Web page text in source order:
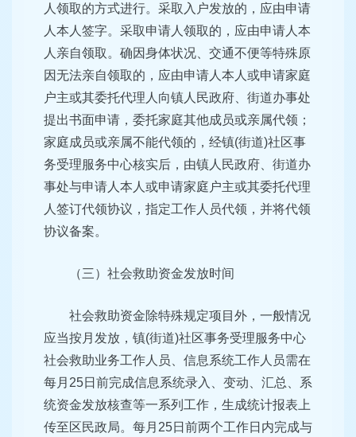
人领取的方式进行。采取入户发放的，应由申请
人本人签字。采取申请人领取的，应由申请人本
人亲自领取。确因身体状况、交通不便等特殊原
因无法亲自领取的，应由申请人本人或申请家庭
户主或其委托代理人向镇人民政府、街道办事处
提出书面申请，委托家庭其他成员或亲属代领；
家庭成员或亲属不能代领的，经镇(街道)社区事
务受理服务中心核实后，由镇人民政府、街道办
事处与申请人本人或申请家庭户主或其委托代理
人签订代领协议，指定工作人员代领，并将代领
协议备案。
（三）社会救助资金发放时间
社会救助资金除特殊规定项目外，一般情况
应当按月发放，镇(街道)社区事务受理服务中心
社会救助业务工作人员、信息系统工作人员需在
每月25日前完成信息系统录入、变动、汇总、系
统资金发放核查等一系列工作，生成统计报表上
传至区民政局。每月25日前两个工作日内完成与